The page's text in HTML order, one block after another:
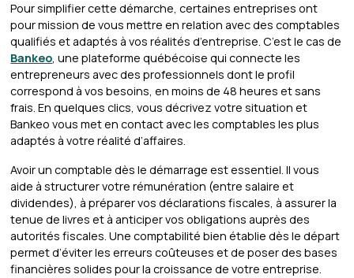
Pour simplifier cette démarche, certaines entreprises ont
pour mission de vous mettre en relation avec des comptables
qualifiés et adaptés à vos réalités d’entreprise. C’est le cas de
Bankeo, une plateforme québécoise qui connecte les
entrepreneurs avec des professionnels dont le profil
correspond à vos besoins, en moins de 48 heures et sans
frais. En quelques clics, vous décrivez votre situation et
Bankeo vous met en contact avec les comptables les plus
adaptés à votre réalité d’affaires.
Avoir un comptable dès le démarrage est essentiel. Il vous
aide à structurer votre rémunération (entre salaire et
dividendes), à préparer vos déclarations fiscales, à assurer la
tenue de livres et à anticiper vos obligations auprès des
autorités fiscales. Une comptabilité bien établie dès le départ
permet d’éviter les erreurs coûteuses et de poser des bases
financières solides pour la croissance de votre entreprise.